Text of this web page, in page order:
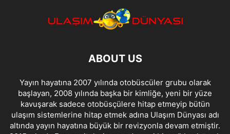
ABOUT US
Yayın hayatına 2007 yılında otobüscüler grubu olarak
başlayan, 2008 yılında başka bir kimliğe, yeni bir yüze
kavuşarak sadece otobüsçülere hitap etmeyip bütün
ulaşım sistemlerine hitap etmek adına Ulaşım Dünyası adı
altında yayın hayatına büyük bir revizyonla devam etmiştir.